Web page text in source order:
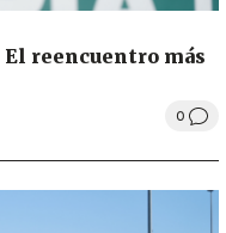
El reencuentro más
0